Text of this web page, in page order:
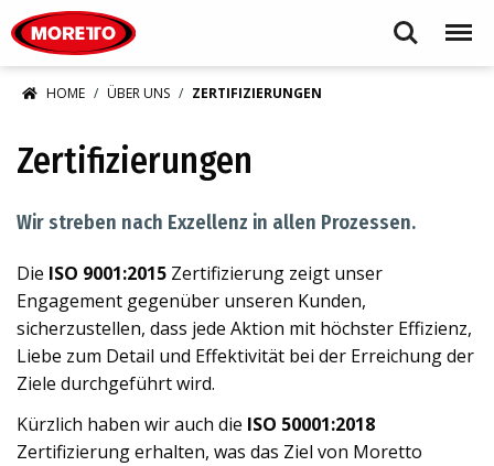
Search Menu
HOME ÜBER UNS ZERTIFIZIERUNGEN
Zertifizierungen
Wir streben nach Exzellenz in allen Prozessen.
Die ISO 9001:2015 Zertifizierung zeigt unser
Engagement gegenüber unseren Kunden,
sicherzustellen, dass jede Aktion mit höchster Effizienz,
Liebe zum Detail und Effektivität bei der Erreichung der
Ziele durchgeführt wird.
Kürzlich haben wir auch die ISO 50001:2018
Zertifizierung erhalten, was das Ziel von Moretto